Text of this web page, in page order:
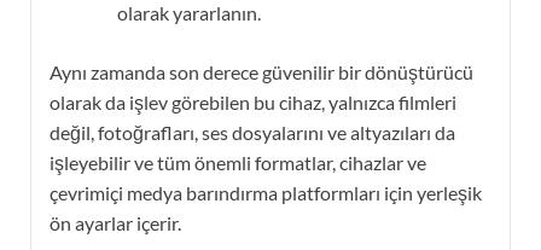
olarak yararlanın.
Aynı zamanda son derece güvenilir bir dönüştürücü
olarak da işlev görebilen bu cihaz, yalnızca filmleri
değil, fotoğrafları, ses dosyalarını ve altyazıları da
işleyebilir ve tüm önemli formatlar, cihazlar ve
çevrimiçi medya barındırma platformları için yerleşik
ön ayarlar içerir.